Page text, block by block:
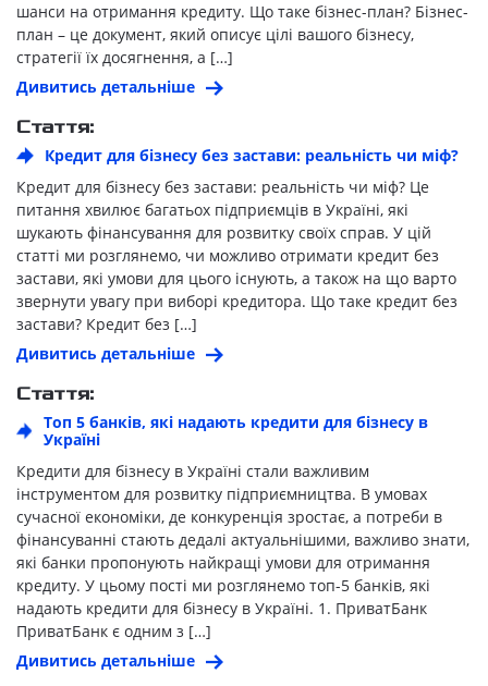
шанси на отримання кредиту. Що таке бізнес-план? Бізнес-
план – це документ, який описує цілі вашого бізнесу,
стратегії їх досягнення, а […]
Дивитись детальніше
Стаття:
Кредит для бізнесу без застави: реальність чи міф?
Кредит для бізнесу без застави: реальність чи міф? Це
питання хвилює багатьох підприємців в Україні, які
шукають фінансування для розвитку своїх справ. У цій
статті ми розглянемо, чи можливо отримати кредит без
застави, які умови для цього існують, а також на що варто
звернути увагу при виборі кредитора. Що таке кредит без
застави? Кредит без […]
Дивитись детальніше
Стаття:
Топ 5 банків, які надають кредити для бізнесу в
Україні
Кредити для бізнесу в Україні стали важливим
інструментом для розвитку підприємництва. В умовах
сучасної економіки, де конкуренція зростає, а потреби в
фінансуванні стають дедалі актуальнішими, важливо знати,
які банки пропонують найкращі умови для отримання
кредиту. У цьому пості ми розглянемо топ-5 банків, які
надають кредити для бізнесу в Україні. 1. ПриватБанк
ПриватБанк є одним з […]
Дивитись детальніше